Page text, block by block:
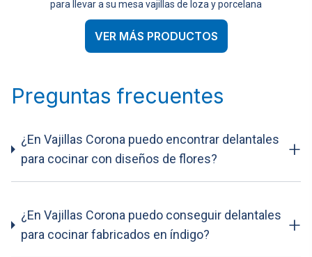
para llevar a su mesa vajillas de loza y porcelana
VER MÁS PRODUCTOS
Preguntas frecuentes
¿En Vajillas Corona puedo encontrar delantales
para cocinar con diseños de flores?
+
¿En Vajillas Corona puedo conseguir delantales
para cocinar fabricados en índigo?
+